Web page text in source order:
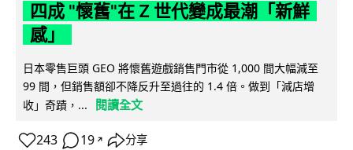
四成 "懷舊"在 Z 世代變成最潮「新鮮
感」
日本零售巨頭 GEO 將懷舊遊戲銷售門市從 1,000 間大幅減至
99 間，但銷售額卻不降反升至過往的 1.4 倍。做到「減店增
收」奇蹟，...
閱讀全文
243 19 ↗ 分享